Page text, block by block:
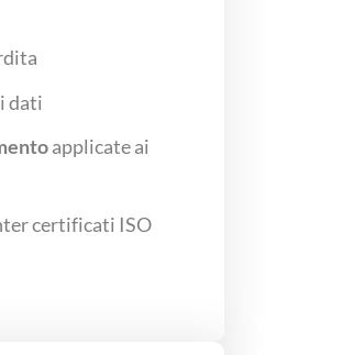
dati
applicate ai
certificati ISO